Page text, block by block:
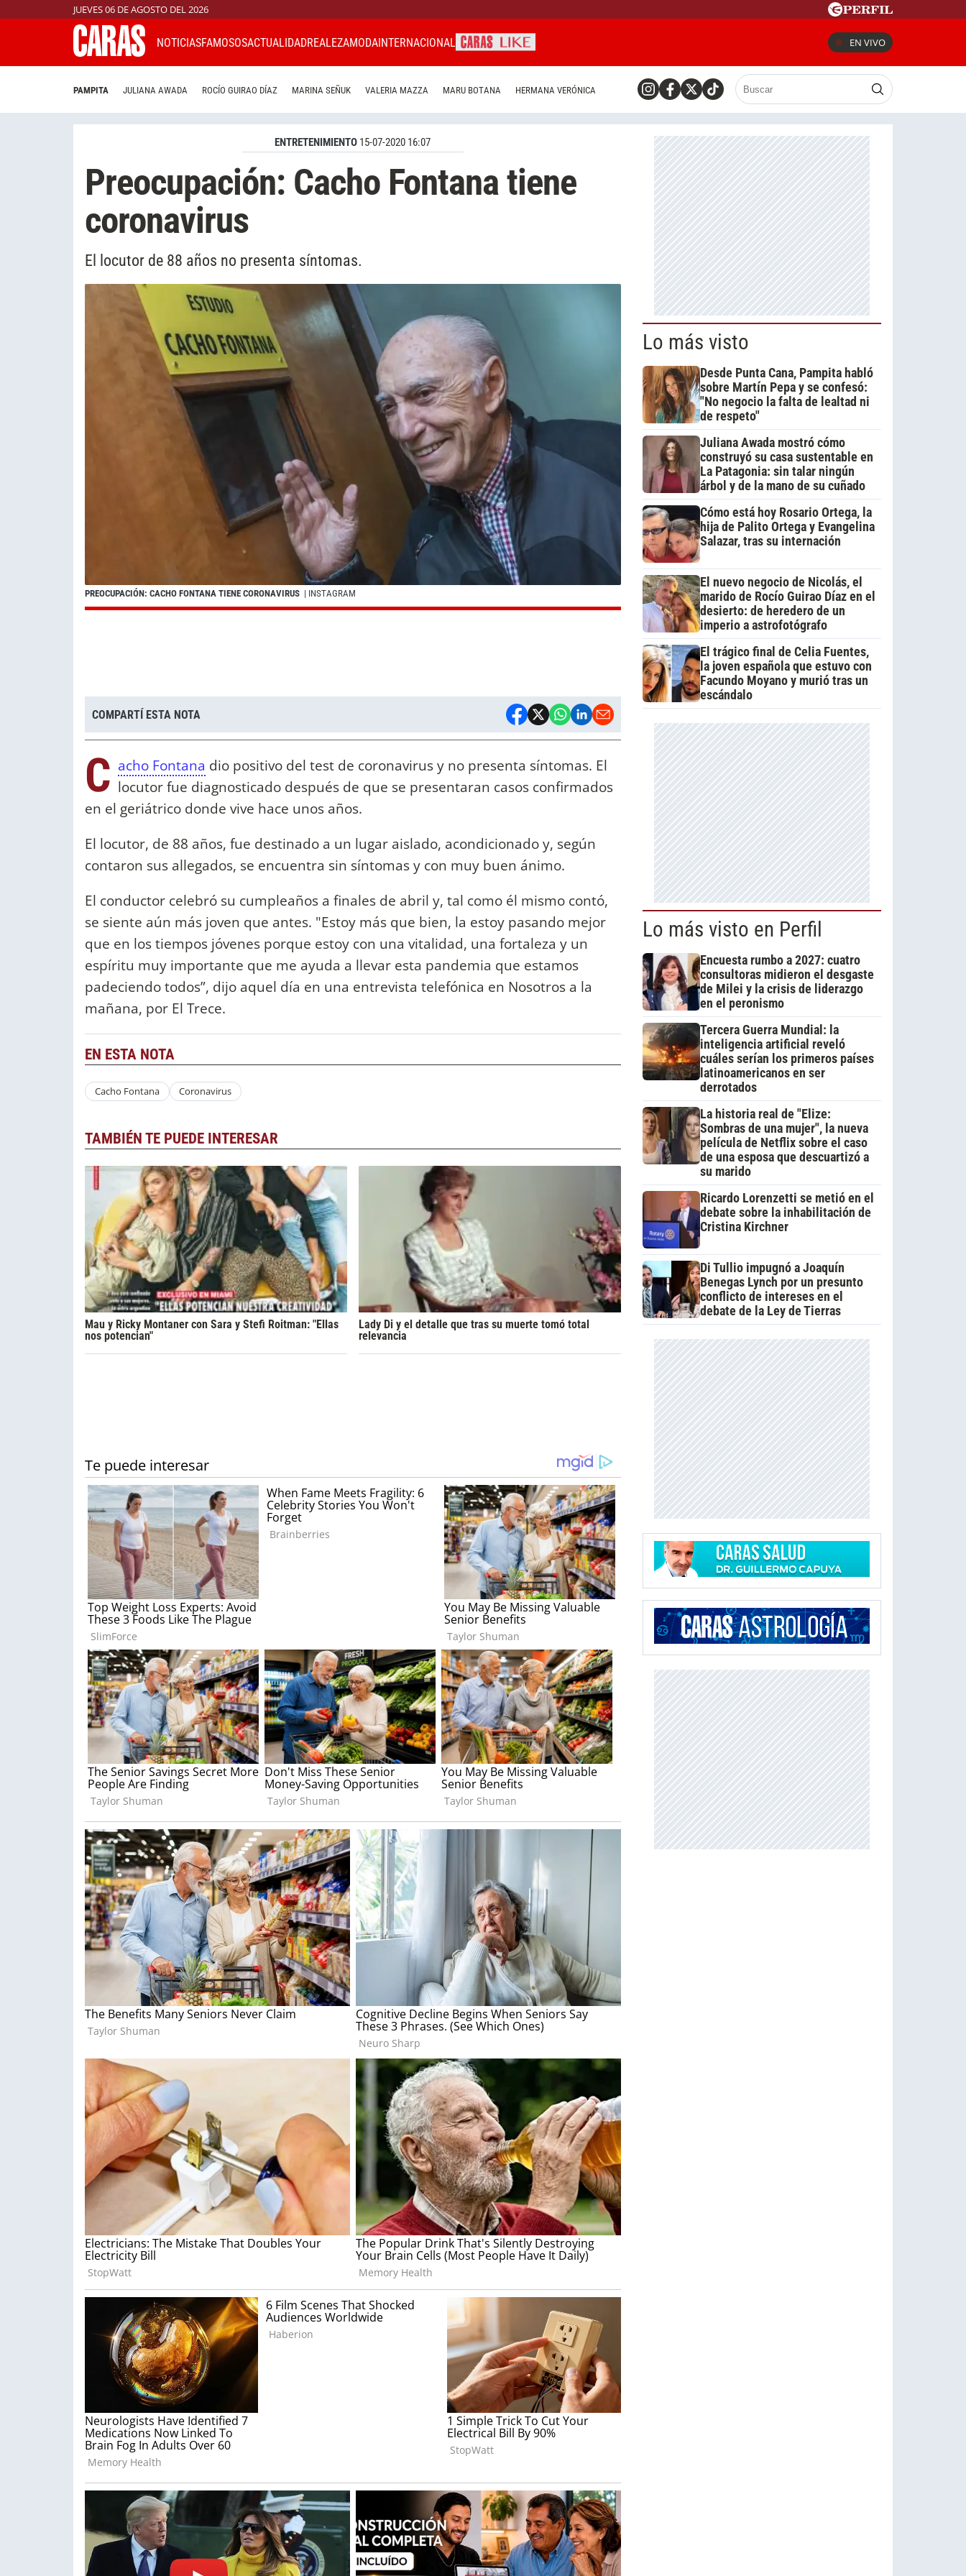
JUEVES 06 DE AGOSTO DEL 2026
NOTICIASFAMOSOSACTUALIDADREALEZAMODAINTERNACIONAL EN VIVO
PAMPITA JULIANA AWADA ROCÍO GUIRAO DÍAZ MARINA SEÑUK VALERIA MAZZA MARU BOTANA HERMANA VERÓNICA
ENTRETENIMIENTO 15-07-2020 16:07
Preocupación: Cacho Fontana tiene
coronavirus
El locutor de 88 años no presenta síntomas.
PREOCUPACIÓN: CACHO FONTANA TIENE CORONAVIRUS | INSTAGRAM
COMPARTÍ ESTA NOTA
C acho Fontana dio positivo del test de coronavirus y no presenta síntomas. El
locutor fue diagnosticado después de que se presentaran casos confirmados
en el geriátrico donde vive hace unos años.
El locutor, de 88 años, fue destinado a un lugar aislado, acondicionado y, según
contaron sus allegados, se encuentra sin síntomas y con muy buen ánimo.
El conductor celebró su cumpleaños a finales de abril y, tal como él mismo contó,
se siente aún más joven que antes. "Estoy más que bien, la estoy pasando mejor
que en los tiempos jóvenes porque estoy con una vitalidad, una fortaleza y un
espíritu muy importante que me ayuda a llevar esta pandemia que estamos
padeciendo todos”, dijo aquel día en una entrevista telefónica en Nosotros a la
mañana, por El Trece.
EN ESTA NOTA
Cacho Fontana Coronavirus
TAMBIÉN TE PUEDE INTERESAR
Mau y Ricky Montaner con Sara y Stefi Roitman: "Ellas
nos potencian"
Lady Di y el detalle que tras su muerte tomó total
relevancia
Lo más visto
Desde Punta Cana, Pampita habló
sobre Martín Pepa y se confesó:
"No negocio la falta de lealtad ni
de respeto"
Juliana Awada mostró cómo
construyó su casa sustentable en
La Patagonia: sin talar ningún
árbol y de la mano de su cuñado
Cómo está hoy Rosario Ortega, la
hija de Palito Ortega y Evangelina
Salazar, tras su internación
El nuevo negocio de Nicolás, el
marido de Rocío Guirao Díaz en el
desierto: de heredero de un
imperio a astrofotógrafo
El trágico final de Celia Fuentes,
la joven española que estuvo con
Facundo Moyano y murió tras un
escándalo
Lo más visto en Perfil
Encuesta rumbo a 2027: cuatro
consultoras midieron el desgaste
de Milei y la crisis de liderazgo
en el peronismo
Tercera Guerra Mundial: la
inteligencia artificial reveló
cuáles serían los primeros países
latinoamericanos en ser
derrotados
La historia real de "Elize:
Sombras de una mujer", la nueva
película de Netflix sobre el caso
de una esposa que descuartizó a
su marido
Ricardo Lorenzetti se metió en el
debate sobre la inhabilitación de
Cristina Kirchner
Di Tullio impugnó a Joaquín
Benegas Lynch por un presunto
conflicto de intereses en el
debate de la Ley de Tierras